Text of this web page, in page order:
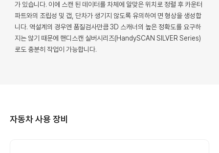
가 있습니다. 이에 스캔 된 데이터를 차체에 알맞은 위치로 정렬 후 카운터
파트와의 조립성 및 갭, 단차가 생기지 않도록 유의하여 면 형상을 생성합
니다. 역설계의 경우엔 품질검사만큼 3D 스캐너의 높은 정확도를 요구하
지는 않기 때문에 핸디스캔 실버시리즈(HandySCAN SILVER Series)
로도 충분히 작업이 가능합니다.
자동차 사용 장비